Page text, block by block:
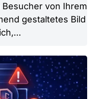
von Ihrem
gestaltetes Bild